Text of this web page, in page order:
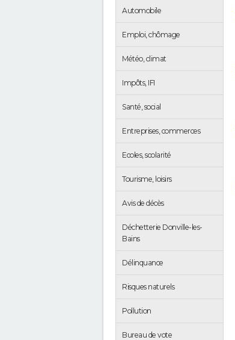
Automobile
Emploi, chômage
Météo, climat
Impôts, IFI
Santé, social
Entreprises, commerces
Ecoles, scolarité
Tourisme, loisirs
Avis de décès
Déchetterie Donville-les-
Bains
Délinquance
Risques naturels
Pollution
Bureau de vote